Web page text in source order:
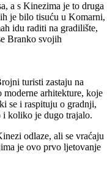
a s Kinezima je to druga
je bilo tisuću u Komarni,
idu raditi na gradilište,
Branko svojih
turisti zastaju na
arhitekture, koje
se i raspituju o gradnji,
i koliko je dugo trajalo.
odlaze, ali se vraćaju
je ovo prvo ljetovanje